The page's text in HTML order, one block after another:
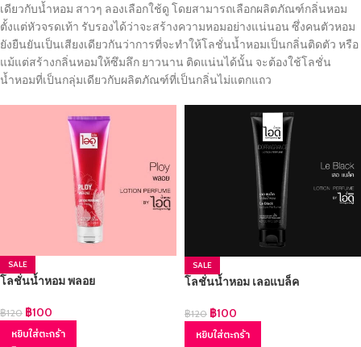
เดียวกับน้ำหอม สาวๆ ลองเลือกใช้ดู โดยสามารถเลือกผลิตภัณฑ์กลิ่นหอม
ตั้งแต่หัวจรดเท้า รับรองได้ว่าจะสร้างความหอมอย่างแน่นอน ซึ่งคนตัวหอม
ยังยืนยันเป็นเสียงเดียวกันว่าการที่จะทำให้โลชั่นน้ำหอมเป็นกลิ่นติดตัว หรือ
แม้แต่สร้างกลิ่นหอมให้ซึมลึก ยาวนาน ติดแน่นได้นั้น จะต้องใช้โลชั่น
น้ำหอมที่เป็นกลุ่มเดียวกับผลิตภัณฑ์ที่เป็นกลิ่นไม่แตกแถว
SALE
โลชั่นน้ำหอม พลอย
฿120 ฿100
หยิบใส่ตะกร้า
SALE
โลชั่นน้ำหอม เลอแบล็ค
฿120 ฿100
หยิบใส่ตะกร้า